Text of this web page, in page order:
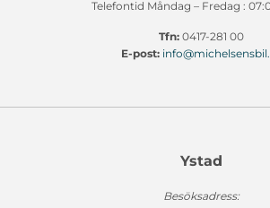
Telefontid Måndag – Fredag :
Tfn:0417-281 00
E-post:
Ystad
Besöksadress: